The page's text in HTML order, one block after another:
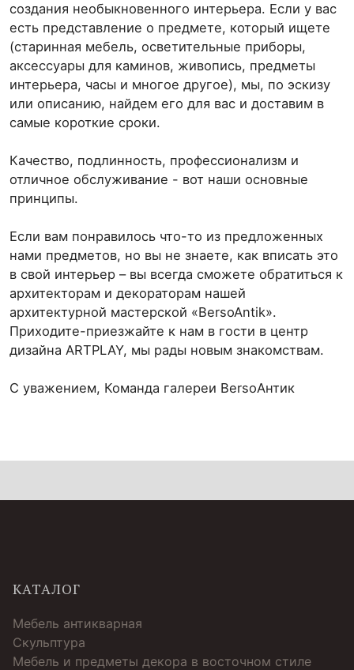
создания необыкновенного интерьера. Если у вас
есть представление о предмете, который ищете
(старинная мебель, осветительные приборы,
аксессуары для каминов, живопись, предметы
интерьера, часы и многое другое), мы, по эскизу
или описанию, найдем его для вас и доставим в
самые короткие сроки.
Качество, подлинность, профессионализм и
отличное обслуживание - вот наши основные
принципы.
Если вам понравилось что-то из предложенных
нами предметов, но вы не знаете, как вписать это
в свой интерьер – вы всегда сможете обратиться к
архитекторам и декораторам нашей
архитектурной мастерской «BersoAntik».
Приходите-приезжайте к нам в гости в центр
дизайна ARTPLAY, мы рады новым знакомствам.
C уважением, Команда галереи BersoАнтик
КАТАЛОГ
Мебель антикварная
Скульптура
Мебель и предметы декора в восточном стиле